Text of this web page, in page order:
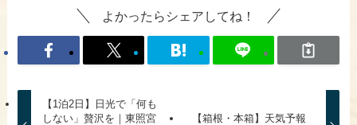
よかったらシェアしてね！
【1泊2日】日光で「何も
しない」贅沢を｜東照宮
【箱根・本箱】天気予報